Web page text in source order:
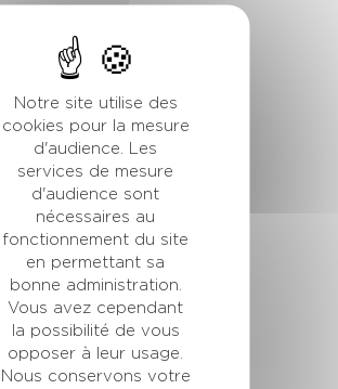
Petits ruminants
Newborn
Repro
compagnie
Chevaux
Junior
Confort
Notre site utilise des
cookies pour la mesure
d'audience. Les
services de mesure
d'audience sont
nécessaires au
fonctionnement du site
en permettant sa
bonne administration.
Vous avez cependant
la possibilité de vous
opposer à leur usage.
Nous conservons votre